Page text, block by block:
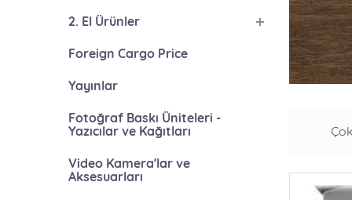
2. El Ürünler
Foreign Cargo Price
Yayınlar
Fotoğraf Baskı Üniteleri -
Yazıcılar ve Kağıtları
Video Kamera'lar ve
Aksesuarları